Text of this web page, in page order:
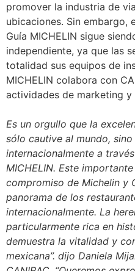
promover la industria de
ubicaciones. Sin embargo,
Guía MICHELIN sigue
independiente, ya que las
totalidad sus equipos de
MICHELIN colabora con
actividades de marketing y
Es un orgullo que la
sólo cautive al mundo,
internacionalmente a
MICHELIN. Este
compromiso de Michelin y
panorama de los
internacionalmente. La
particularmente rica en
demuestra la vitalidad y
mexicana”. dijo Daniela